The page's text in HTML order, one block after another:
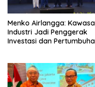
Menko Airlangga:
Industri Jadi Penggerak
Investasi dan